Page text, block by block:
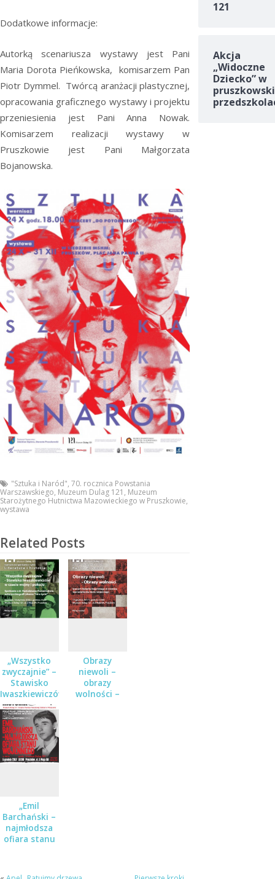
Dodatkowe informacje:
Autorką scenariusza wystawy jest Pani
Maria Dorota Pieńkowska, komisarzem Pan
Piotr Dymmel. Twórcą aranżacji plastycznej,
opracowania graficznego wystawy i projektu
przeniesienia jest Pani Anna Nowak.
Komisarzem realizacji wystawy w
Pruszkowie jest Pani Małgorzata
Bojanowska.
"Sztuka i Naród", 70. rocznica Powstania
Warszawskiego, Muzeum Dulag 121 , Muzeum
Starożytnego Hutnictwa Mazowieckiego w Pruszkowie,
wystawa
Related Posts
„Wszystko
zwyczajnie” –
Stawisko
Iwaszkiewiczów
w czasie
wojny i
pokoju
Obrazy
niewoli –
obrazy
wolności –
„Emil
Barchański –
najmłodsza
ofiara stanu
Muzeum
121
Akcja
„Widoczne
Dziecko” w